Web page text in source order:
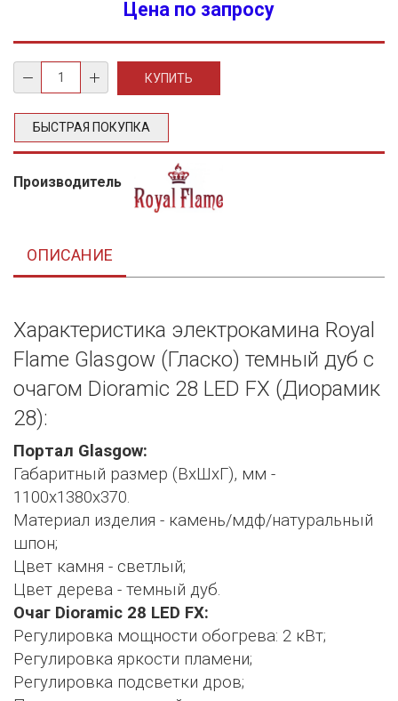
Цена по запросу
БЫСТРАЯ ПОКУПКА
Производитель
ОПИСАНИЕ
Характеристика электрокамина Royal
Flame Glasgow (Гласко) темный дуб с
очагом Dioramic 28 LED FX (Диорамик
28):
Портал Glasgow:
Габаритный размер (ВхШхГ), мм -
1100х1380х370.
Материал изделия - камень/мдф/натуральный
шпон;
Цвет камня - светлый;
Цвет дерева - темный дуб.
Очаг Dioramic 28 LED FX:
Регулировка мощности обогрева: 2 кВт;
Регулировка яркости пламени;
Регулировка подсветки дров;